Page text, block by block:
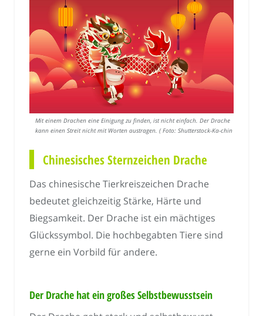
Mit einem Drachen eine Einigung zu finden, ist nicht einfach. Der Drache
kann einen Streit nicht mit Worten austragen. ( Foto: Shutterstock-Ka-chin )
Chinesisches Sternzeichen Drache
Das chinesische Tierkreiszeichen Drache
bedeutet gleichzeitig Stärke, Härte und
Biegsamkeit. Der Drache ist ein mächtiges
Glückssymbol. Die hochbegabten Tiere sind
gerne ein Vorbild für andere.
Der Drache hat ein großes Selbstbewusstsein